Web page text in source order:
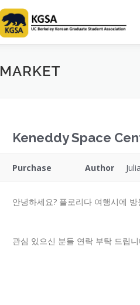
MARKET
Keneddy Space
Purchase Author
안녕하세요? 플로리다 여행시에
관심 있으신 분들 연락 부탁 드립